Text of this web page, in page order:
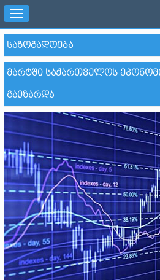
Toggle
navigation
ᲡᲐᲖᲝᲒᲐᲓᲝᲔᲑᲐ
ᲛᲐᲠᲢᲨᲘ ᲡᲐᲥᲐᲠᲗᲕᲔᲚᲝᲡ
ᲒᲐᲘᲖᲐᲠᲓᲐ